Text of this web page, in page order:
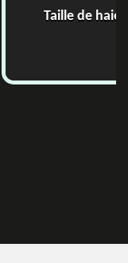
Taille de haie